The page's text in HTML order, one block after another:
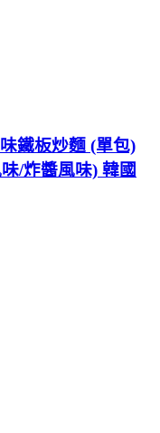
鐵板炒麵 (單包)
/炸醬風味) 韓國